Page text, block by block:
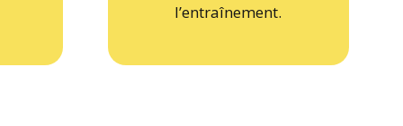
l’entraînement.